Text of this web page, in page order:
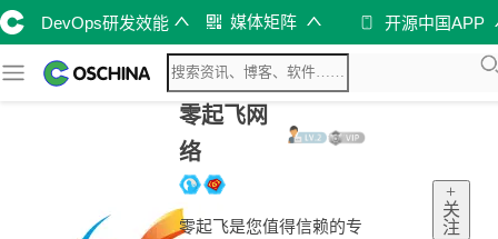
DevOps研发效能 媒体矩阵 开源中国APP
零起飞网
络
零起飞是您值得信赖的专
+
关
注